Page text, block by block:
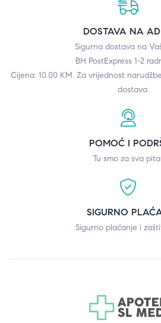
DOSTAVA NA
Sigurna dostava na
BH PostExpress 1-2
Cijena: 10.00 KM. Za vrijednost
dostava.
POMOĆ I
Tu smo za sva
SIGURNO
Sigurno plaćanje i